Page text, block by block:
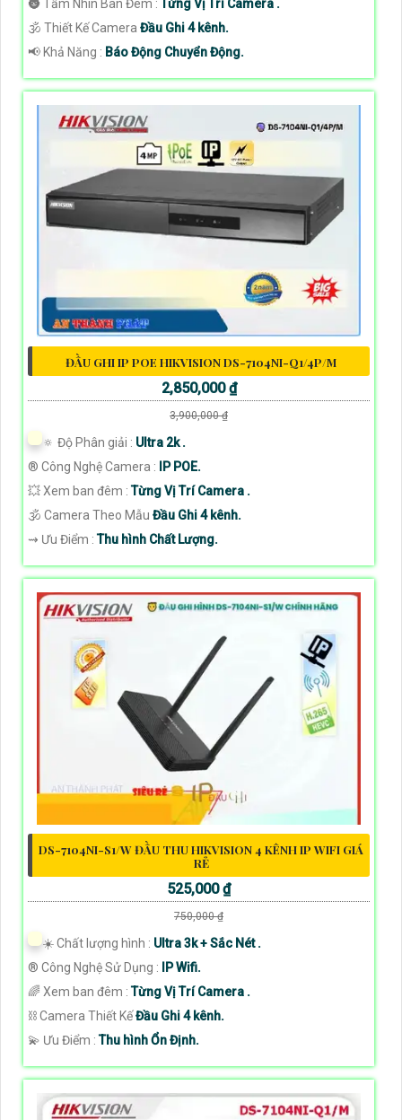
🌚 Tầm Nhìn Ban Đêm :
Từng Vị Trí Camera .
🕉️ Thiết Kế Camera Đầu Ghi 4 kênh.
️📢 Khả Năng : Báo Động Chuyển Động.
ĐẦU GHI IP POE HIKVISION DS-7104NI-Q1/4P/M
2,850,000 ₫
3,900,000 ₫
🔅 Độ Phân giải : Ultra 2k .
®️ Công Nghệ Camera : IP POE.
💥 Xem ban đêm :Từng Vị Trí Camera .
🕉️ Camera Theo Mẫu Đầu Ghi 4 kênh.
️⇝ Ưu Điểm :Thu hình Chất Lượng.
DS-7104NI-S1/W ĐẦU THU HIKVISION 4 KÊNH IP WIFI GIÁ
RẺ
525,000 ₫
750,000 ₫
☀️ Chất lượng hình : Ultra 3k + Sắc Nét .
®️ Công Nghệ Sử Dụng :
IP Wifi.
🌈 Xem ban đêm :Từng Vị Trí Camera .
⛓ Camera Thiết KếĐầu Ghi 4 kênh.
️💫 Ưu Điểm :Thu hình Ổn Định.